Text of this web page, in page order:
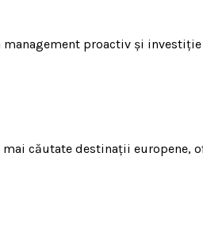
proactiv și
căutate destinații europene,